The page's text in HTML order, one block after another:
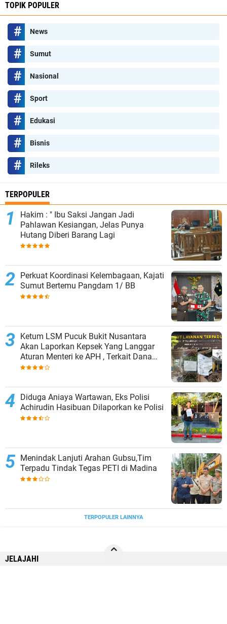
TOPIK POPULER
News
Sumut
Nasional
Sport
Edukasi
Bisnis
Rileks
TERPOPULER
Hakim : " Ibu Saksi Jangan Jadi
Pahlawan Kesiangan, Jelas Punya
Hutang Diberi Barang Lagi
Perkuat Koordinasi Kelembagaan, Kajati
Sumut Bertemu Pangdam 1/ BB
Ketum LSM Pucuk Bukit Nusantara
Akan Laporkan Kepsek Yang Langgar
Aturan Menteri ke APH , Terkait Dana
Revitalisasi Sekolah
Diduga Aniaya Wartawan, Eks Polisi
Achirudin Hasibuan Dilaporkan ke Polisi
Menindak Lanjuti Arahan Gubsu,Tim
Terpadu Tindak Tegas PETI di Madina
TERPOPULER LAINNYA
JELAJAHI